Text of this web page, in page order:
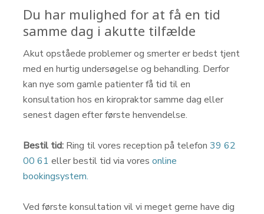
Du har mulighed for at få en tid
samme dag i akutte tilfælde
Akut opståede problemer og smerter er bedst tjent
med en hurtig undersøgelse og behandling. Derfor
kan nye som gamle patienter få tid til en
konsultation hos en kiropraktor samme dag eller
senest dagen efter første henvendelse.
Bestil tid: Ring til vores reception på telefon39 62
00 61 eller bestil tid via voresonline
bookingsystem.
Ved første konsultation vil vi meget gerne have dig